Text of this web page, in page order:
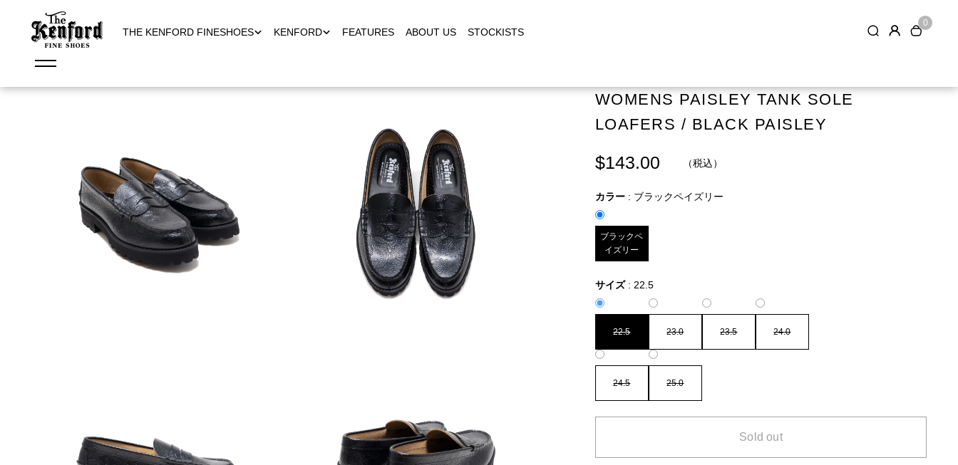
THE KENFORD FINESHOES KENFORD FEATURES ABOUT US STOCKISTS
0
WOMENS PAISLEY TANK SOLE
LOAFERS / BLACK PAISLEY
$143.00 （税込）
カラー : ブラックペイズリー
ブラックペ
イズリー
サイズ : 22.5
22.5 23.0 23.5 24.0
24.5 25.0
Sold out